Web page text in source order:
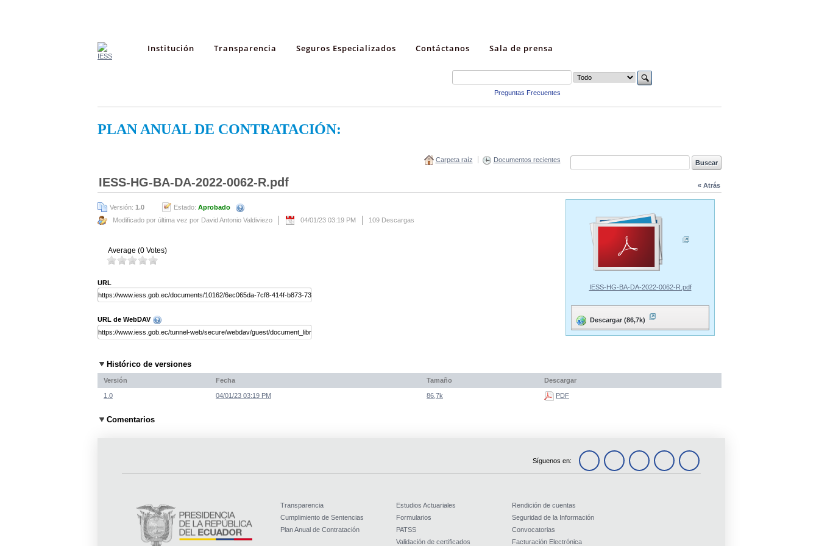
Institución Transparencia Seguros Especializados Contáctanos Sala de prensa
Preguntas Frecuentes
PLAN ANUAL DE CONTRATACIÓN:
Carpeta raíz Documentos recientes
« Atrás
IESS-HG-BA-DA-2022-0062-R.pdf
Versión: 1.0 Estado: Aprobado
Modificado por última vez por David Antonio Valdiviezo
04/01/23 03:19 PM 109 Descargas
Average (0 Votes)
URL
URL de WebDAV
IESS-HG-BA-DA-2022-0062-R.pdf
Descargar (86,7k)
Histórico de versiones
Versión Fecha Tamaño Descargar
1.0 04/01/23 03:19 PM 86,7k PDF
Comentarios
Síguenos en:
Transparencia
Cumplimiento de Sentencias
Plan Anual de Contratación
Estudios Actuariales
Formularios
PATSS
Validación de certificados
Rendición de cuentas
Seguridad de la Información
Convocatorias
Facturación Electrónica